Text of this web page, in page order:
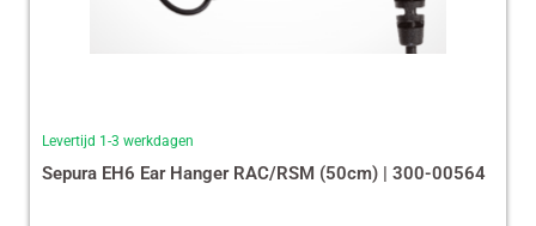
Levertijd 1-3 werkdagen
Sepura EH6 Ear Hanger RAC/RSM (50cm) | 300-00564